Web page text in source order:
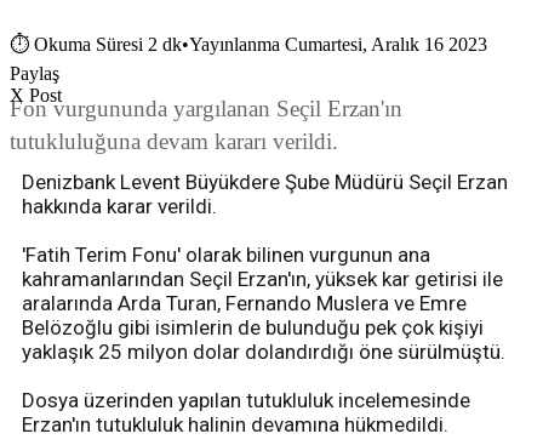
⏱ Okuma Süresi 2 dk•Yayınlanma Cumartesi, Aralık 16 2023
Paylaş
X Post
Fon vurgununda yargılanan Seçil Erzan'ın
tutukluluğuna devam kararı verildi.
Denizbank Levent Büyükdere Şube Müdürü Seçil Erzan
hakkında karar verildi.
'Fatih Terim Fonu' olarak bilinen vurgunun ana
kahramanlarından Seçil Erzan'ın, yüksek kar getirisi ile
aralarında Arda Turan, Fernando Muslera ve Emre
Belözoğlu gibi isimlerin de bulunduğu pek çok kişiyi
yaklaşık 25 milyon dolar dolandırdığı öne sürülmüştü.
Dosya üzerinden yapılan tutukluluk incelemesinde
Erzan'ın tutukluluk halinin devamına hükmedildi.